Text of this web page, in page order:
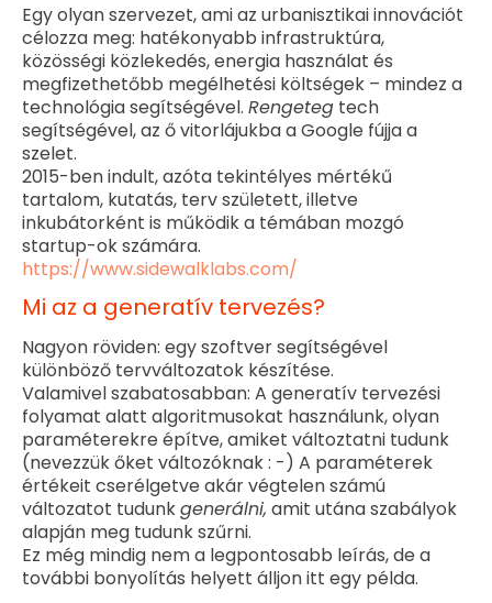
Egy olyan szervezet, ami az urbanisztikai innovációt
célozza meg: hatékonyabb infrastruktúra,
közösségi közlekedés, energia használat és
megfizethetőbb megélhetési költségek – mindez a
technológia segítségével. Rengeteg tech
segítségével, az ő vitorlájukba a Google fújja a
szelet.
2015-ben indult, azóta tekintélyes mértékű
tartalom, kutatás, terv született, illetve
inkubátorként is működik a témában mozgó
startup-ok számára.
https://www.sidewalklabs.com/
Mi az a generatív tervezés?
Nagyon röviden: egy szoftver segítségével
különböző tervváltozatok készítése.
Valamivel szabatosabban: A generatív tervezési
folyamat alatt algoritmusokat használunk, olyan
paraméterekre építve, amiket változtatni tudunk
(nevezzük őket változóknak : -) A paraméterek
értékeit cserélgetve akár végtelen számú
változatot tudunkgenerálni, amit utána szabályok
alapján meg tudunk szűrni.
Ez még mindig nem a legpontosabb leírás, de a
további bonyolítás helyett álljon itt egy példa.